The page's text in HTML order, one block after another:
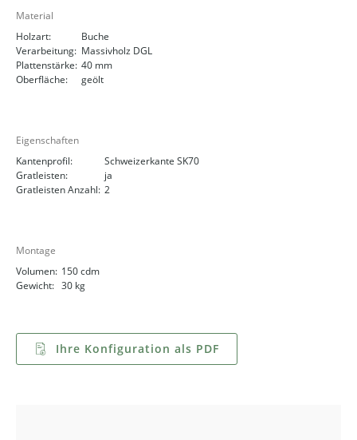
Material
Holzart:
Buche
Verarbeitung: Massivholz DGL
Plattenstärke: 40 mm
Oberfläche:
geölt
Eigenschaften
Kantenprofil:
Schweizerkante SK70
Gratleisten:
ja
Gratleisten Anzahl: 2
Montage
Volumen: 150 cdm
Gewicht: 30 kg
Ihre Konfiguration als PDF